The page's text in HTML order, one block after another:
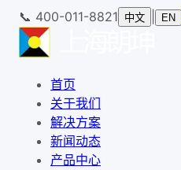
📞 400-011-8821 中文 EN
首页
关于我们
解决方案
新闻动态
产品中心